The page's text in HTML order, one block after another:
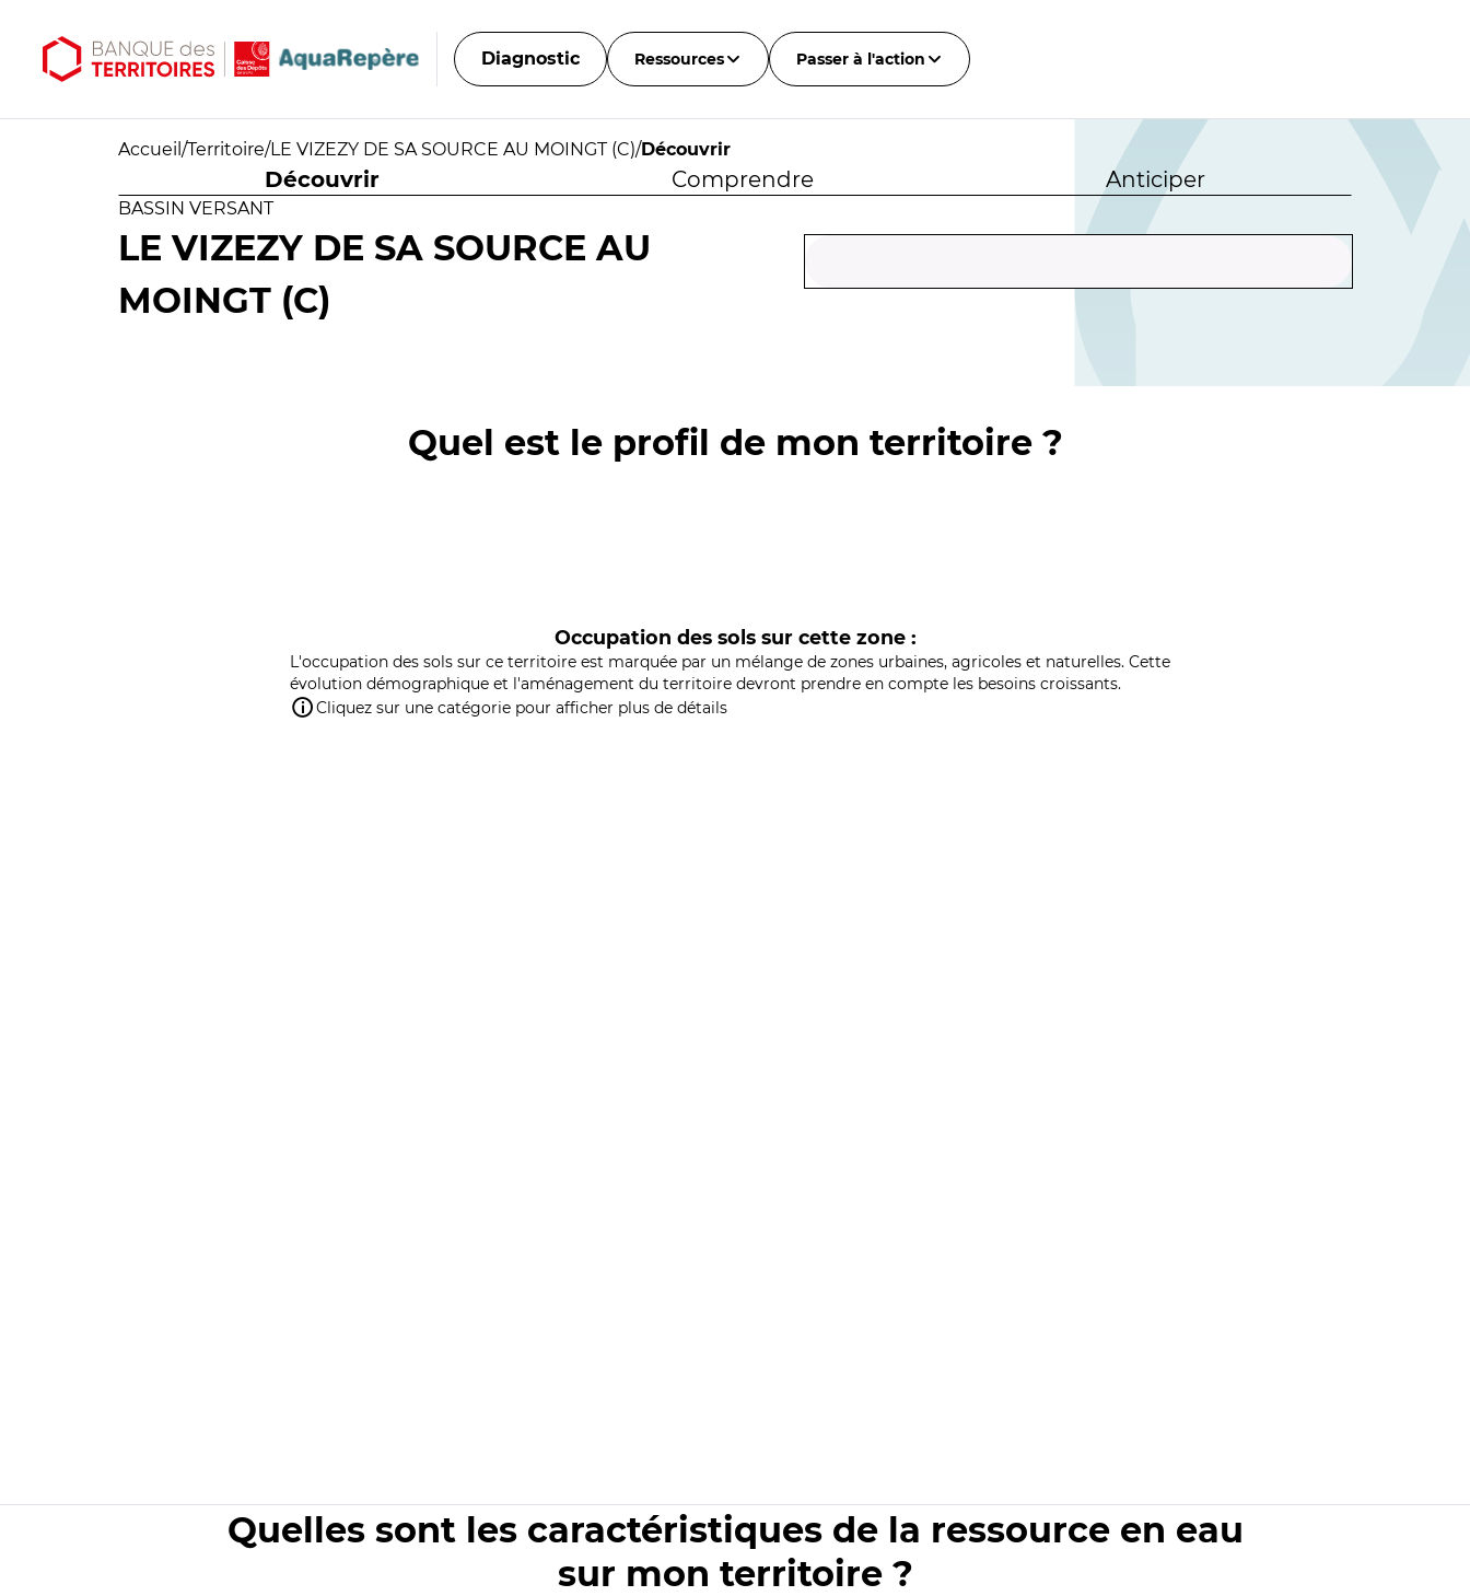
Diagnostic Ressources Passer à l'action
Accueil /Territoire/LE VIZEZY DE SA SOURCE AU MOINGT (C)/Découvrir
Découvrir Comprendre Anticiper
BASSIN VERSANT
LE VIZEZY DE SA SOURCE AU
MOINGT (C)
Quel est le profil de mon territoire ?
Occupation des sols sur cette zone :
L'occupation des sols sur ce territoire est marquée par un mélange de zones urbaines, agricoles et naturelles. Cette
évolution démographique et l'aménagement du territoire devront prendre en compte les besoins croissants.
Cliquez sur une catégorie pour afficher plus de détails
Quelles sont les caractéristiques de la ressource en eau
sur mon territoire ?